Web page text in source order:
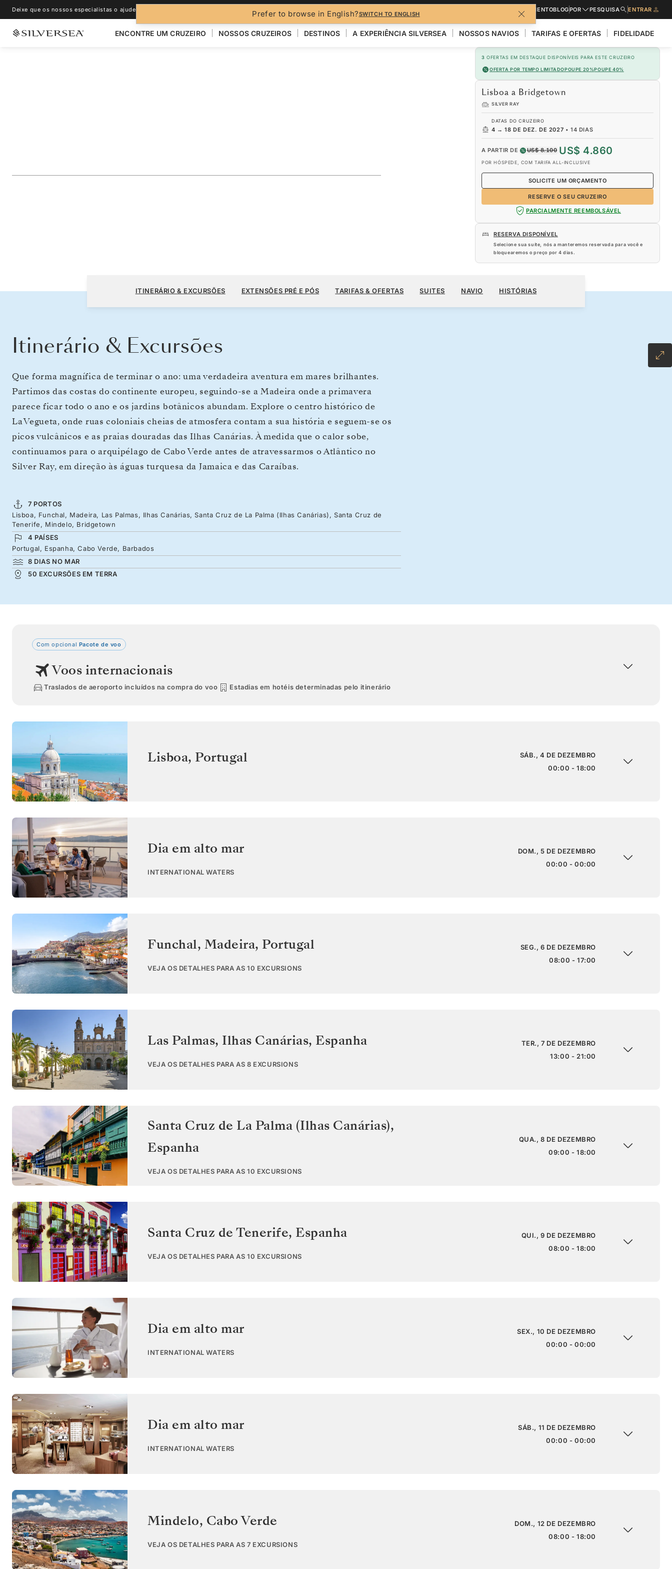
Prefer to browse in English?SWITCH TO ENGLISH
Deixe que os nossos especialistas o ajudem. PEDIR UM ORÇAMENTOBLOGPOR PESQUISA ENTRAR
ENCONTRE UM CRUZEIRO NOSSOS CRUZEIROS DESTINOS A EXPERIÊNCIA SILVERSEA NOSSOS NAVIOS TARIFAS E OFERTAS FIDELIDADE
3 OFERTAS EM DESTAQUE DISPONÍVEIS PARA ESTE CRUZEIRO
OFERTA POR TEMPO LIMITADOPOUPE 20%POUPE 40%
Lisboa a Bridgetown
SILVER RAY
DATAS DO CRUZEIRO
4 → 18 DE DEZ. DE 2027 •14 DIAS
A PARTIR DE US$ 8.100 US$ 4.860
POR HÓSPEDE, COM TARIFA ALL-INCLUSIVE
RESERVE O SEU CRUZEIRO
SOLICITE UM ORÇAMENTO
PARCIALMENTE REEMBOLSÁVEL
RESERVA DISPONÍVEL
Selecione sua suíte, nós a manteremos reservada para você e
bloquearemos o preço por 4 dias.
Lisboa a Bridgetown
14 DIAS
POR HÓSPEDE, COM TARIFA ALL-INCLUSIVE
RESERVE O SEU CRUZEIRO
ITINERÁRIO & EXCURSÕES EXTENSÕES PRÉ E PÓS TARIFAS & OFERTAS SUITES NAVIO HISTÓRIAS
Itinerário & Excursões
Que forma magnífica de terminar o ano: uma verdadeira aventura em mares brilhantes.
Partimos das costas do continente europeu, seguindo-se a Madeira onde a primavera
parece ficar todo o ano e os jardins botânicos abundam. Explore o centro histórico de
La Vegueta, onde ruas coloniais cheias de atmosfera contam a sua história e seguem-se os
picos vulcânicos e as praias douradas das Ilhas Canárias. À medida que o calor sobe,
continuamos para o arquipélago de Cabo Verde antes de atravessarmos o Atlântico no
Silver Ray, em direção às águas turquesa da Jamaica e das Caraíbas.
7 PORTOS
Lisboa, Funchal, Madeira, Las Palmas, Ilhas Canárias, Santa Cruz de La Palma (Ilhas Canárias), Santa Cruz de
Tenerife, Mindelo, Bridgetown
4 PAÍSES
Portugal, Espanha, Cabo Verde, Barbados
8 DIAS NO MAR
50 EXCURSÕES EM TERRA
Com opcional Pacote de voo
Voos internacionais
Traslados de aeroporto incluídos na compra do voo Estadias em hotéis determinadas pelo itinerário
Lisboa, Portugal
SÁB., 4 DE DEZEMBRO
00:00 - 18:00
Dia em alto mar
INTERNATIONAL WATERS
DOM., 5 DE DEZEMBRO
00:00 - 00:00
Funchal, Madeira, Portugal
VEJA OS DETALHES PARA AS 10 EXCURSIONS
SEG., 6 DE DEZEMBRO
08:00 - 17:00
Las Palmas, Ilhas Canárias, Espanha
VEJA OS DETALHES PARA AS 8 EXCURSIONS
TER., 7 DE DEZEMBRO
13:00 - 21:00
Santa Cruz de La Palma (Ilhas Canárias),
Espanha
VEJA OS DETALHES PARA AS 10 EXCURSIONS
QUA., 8 DE DEZEMBRO
09:00 - 18:00
Santa Cruz de Tenerife, Espanha
VEJA OS DETALHES PARA AS 10 EXCURSIONS
QUI., 9 DE DEZEMBRO
08:00 - 18:00
Dia em alto mar
INTERNATIONAL WATERS
SEX., 10 DE DEZEMBRO
00:00 - 00:00
Dia em alto mar
INTERNATIONAL WATERS
SÁB., 11 DE DEZEMBRO
00:00 - 00:00
Mindelo, Cabo Verde
VEJA OS DETALHES PARA AS 7 EXCURSIONS
DOM., 12 DE DEZEMBRO
08:00 - 18:00